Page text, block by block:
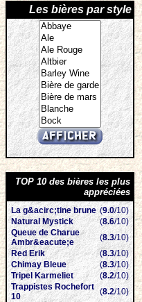
Les bières par style
TOP 10 des bières les plus
appréciées
La g&acirc;tine brune (9.0/10)
Natural Mystick
(8.6/10)
Queue de Charue
Ambr&eacute;e
(8.3/10)
Red Erik
(8.3/10)
Chimay Bleue
(8.3/10)
Tripel Karmeliet
(8.2/10)
Trappistes Rochefort
10
(8.2/10)